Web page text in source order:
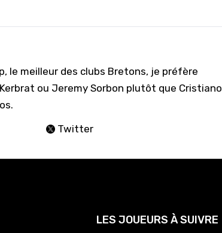
le meilleur des clubs Bretons, je préfère
ou Jeremy Sorbon plutôt que Cristiano
Twitter
LES JOUEURS À SUIVRE